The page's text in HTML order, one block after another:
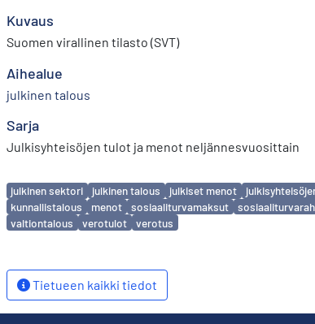
Kuvaus
Suomen virallinen tilasto (SVT)
Aihealue
julkinen talous
Sarja
Julkisyhteisöjen tulot ja menot neljännesvuosittain
Avainsanat
julkinen sektori julkinen talous julkiset menot
kunnallistalous
menot sosiaaliturvamaksut
valtiontalous
verotulot verotus
Tietueen kaikki tiedot